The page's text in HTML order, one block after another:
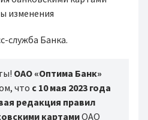
служба Банка.
ОАО «Оптима Банк»
что с 10 мая 2023 года
редакция правил
картамиОАО